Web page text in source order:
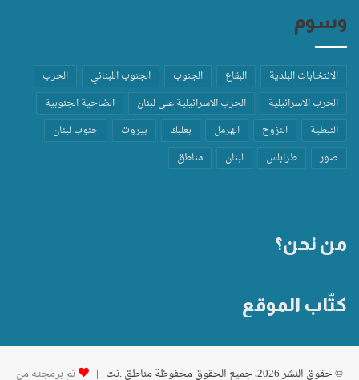
وسوم
الانتخابات البلدية البقاع الجنوب الجنوب اللبناني
الحرب
الحرب الاسرائيلية
الحرب الاسرائيلية على لبنان
الضاحية الجنوبية
النبطية
النزوح الهرمل بعلبك بيروت
جنوب لبنان
صور
طرابلس لبنان مناطق
من نحن؟
كتّاب الموقع
© حقوق النشر 2026، جميع الحقوق محفوظة مناطق .نت | تم برمجته من